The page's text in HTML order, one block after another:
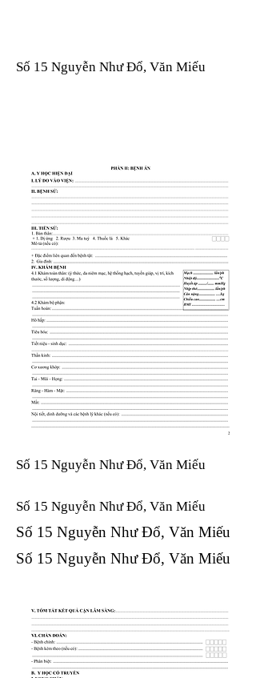
Số 15 Nguyễn Như Đổ, Văn Miếu
Số 15 Nguyễn Như Đổ, Văn Miếu
Số 15 Nguyễn Như Đổ, Văn Miếu​​​​
Số 15 Nguyễn Như Đổ, Văn Miếu​​​​
Số 15 Nguyễn Như Đổ, Văn Miếu​​​​